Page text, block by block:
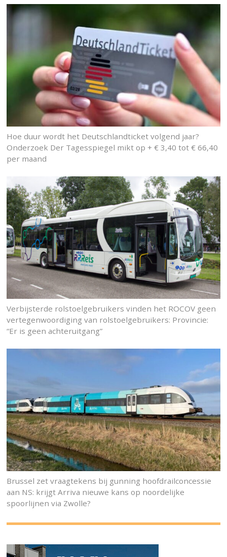
Hoe duur wordt het Deutschlandticket volgend jaar?
Onderzoek Der Tagesspiegel mikt op + € 3,40 tot € 66,40
per maand
Verbijsterde rolstoelgebruikers vinden het ROCOV geen
vertegenwoordiging van rolstoelgebruikers: Provincie:
“Er is geen achteruitgang”
Brussel zet vraagtekens bij gunning hoofdrailconcessie
aan NS: krijgt Arriva nieuwe kans op noordelijke
spoorlijnen via Zwolle?